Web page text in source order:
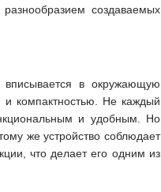
создаваемых
в окружающую
и компактностью. Не каждый
и удобным. Но
же устройство соблюдает
что делает его одним из